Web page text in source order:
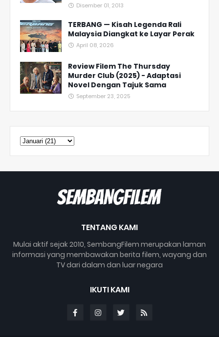
Disember 01, 2013
TERBANG — Kisah Legenda Rali
Malaysia Diangkat ke Layar Perak
April 08, 2026
Review Filem The Thursday
Murder Club (2025) - Adaptasi
Novel Dengan Tajuk Sama
September 23, 2025
TENTANG KAMI
Mulai aktif sejak 2010, SembangFilem merupakan laman
informasi yang membawakan berita filem, wayang dan
TV dari dalam dan luar negara
IKUTI KAMI